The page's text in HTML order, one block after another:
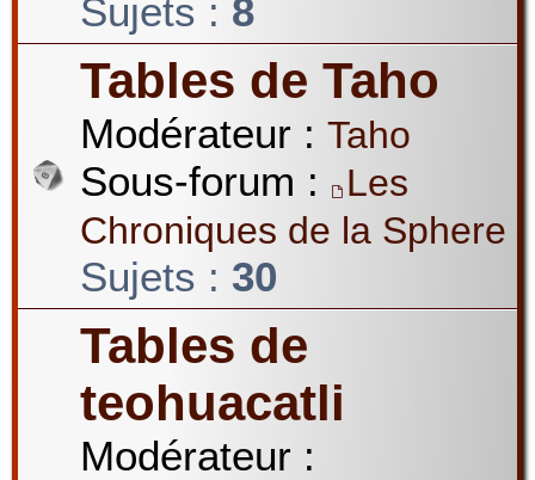
Sujets : 8
Tables de Taho
Modérateur : Taho
Sous-forum :
Les
Chroniques de la Sphere
Sujets : 30
Tables de
teohuacatli
Modérateur :